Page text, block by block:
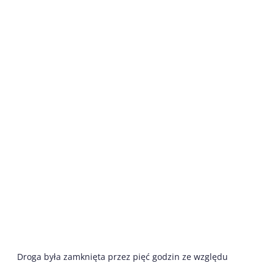
Droga była zamknięta przez pięć godzin ze względu